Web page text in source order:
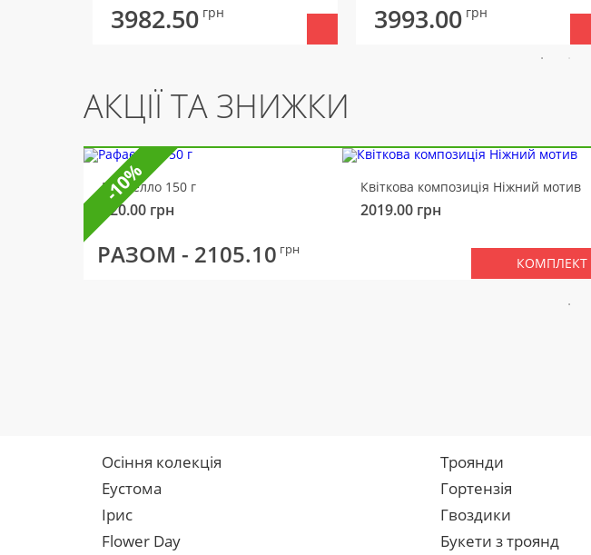
3982.50 грн 3993.00 грн
АКЦІЇ ТА ЗНИЖКИ
Рафаелло 150 г
320.00 грн
Квіткова композиція Ніжний мотив
2019.00 грн
РАЗОМ - 2105.10 грн
КОМПЛЕКТ
-10%
Осіння колекція Троянди
Еустома
Гортензія
Ірис
Гвоздики
Flower Day
Букети з троянд